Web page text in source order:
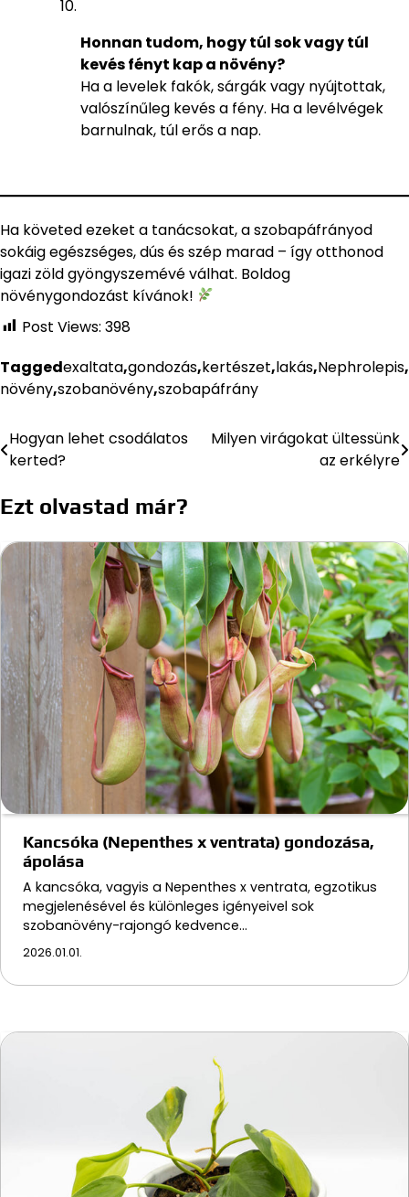
Honnan tudom, hogy túl sok vagy túl
kevés fényt kap a növény?
Ha a levelek fakók, sárgák vagy nyújtottak,
valószínűleg kevés a fény. Ha a levélvégek
barnulnak, túl erős a nap.
Ha követed ezeket a tanácsokat, a szobapáfrányod
sokáig egészséges, dús és szép marad – így otthonod
igazi zöld gyöngyszemévé válhat. Boldog
növénygondozást kívánok!
Post Views: 398
Taggedexaltata,gondozás,kertészet,lakás,Nephrolepis,
növény,szobanövény,szobapáfrány
Bejegyzés
Hogyan lehet csodálatos
kerted?
Milyen virágokat ültessünk
az erkélyre
Ezt olvastad már?
Kancsóka (Nepenthes x ventrata) gondozása,
ápolása
A kancsóka, vagyis a Nepenthes x ventrata, egzotikus
megjelenésével és különleges igényeivel sok
szobanövény-rajongó kedvence…
2026.01.01.